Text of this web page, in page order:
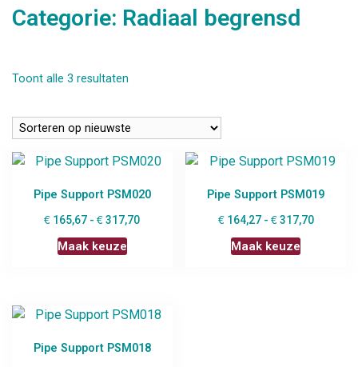
Categorie: Radiaal begrensd
Toont alle 3 resultaten
Pipe Support PSM020
€ 165,67 - €317,70
Maak keuze
Pipe Support PSM019
€164,27 - €317,70
Maak keuze
Pipe Support PSM018